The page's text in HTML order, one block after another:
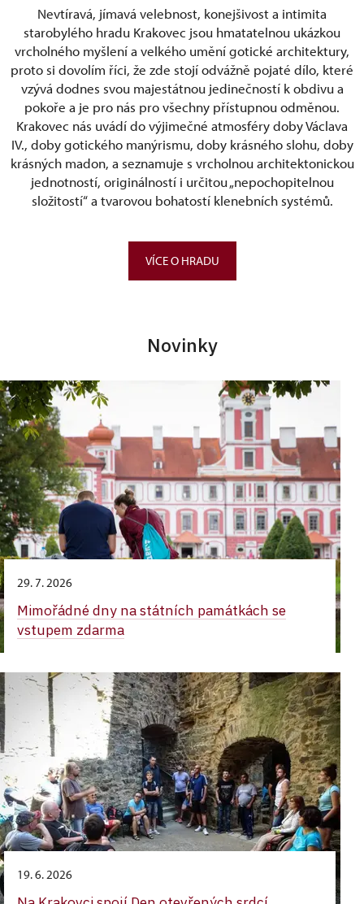
Nevtíravá, jímavá velebnost, konejšivost a intimita
starobylého hradu Krakovec jsou hmatatelnou ukázkou
vrcholného myšlení a velkého umění gotické architektury,
proto si dovolím říci, že zde stojí odvážně pojaté dílo, které
vzývá dodnes svou majestátnou jedinečností k obdivu a
pokoře a je pro nás pro všechny přístupnou odměnou.
Krakovec nás uvádí do výjimečné atmosféry doby Václava
IV., doby gotického manýrismu, doby krásného slohu, doby
krásných madon, a seznamuje s vrcholnou architektonickou
jednotností, originálností i určitou „nepochopitelnou
složitostí“ a tvarovou bohatostí klenebních systémů.
VÍCE O HRADU
Novinky
29. 7. 2026
Mimořádné dny na státních památkách se
vstupem zdarma
19. 6. 2026